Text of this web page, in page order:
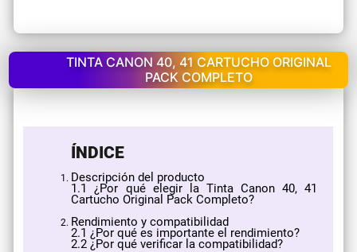
TINTA CANON 40, 41 CARTUCHO ORIGINAL
PACK COMPLETO
ÍNDICE
Descripción del producto
​1.1 ¿Por qué elegir la Tinta Canon 40, 41
Cartucho Original Pack Completo?
Rendimiento y compatibilidad
2.1 ¿Por qué es importante el rendimiento?
2.2 ¿Por qué verificar la compatibilidad?